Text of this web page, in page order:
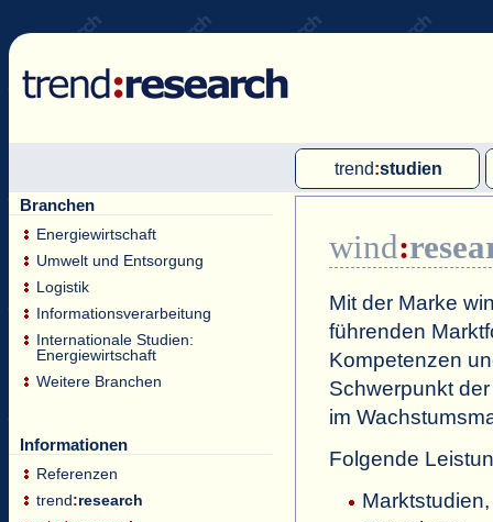
trend:studien
Single-Client-Studien
Branchen
Energiewirtschaft
Umwelt und Entsorgung
Logistik
Informationsverarbeitung
Internationale Studien:
Energiewirtschaft
Weitere Branchen
Informationen
Referenzen
trend:research
wind:
Mit der Marke
führenden
Kompetenzen
Schwerpunkt
im
Folgende